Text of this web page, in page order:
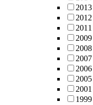
2013
2012
2011
2009
2008
2007
2006
2005
2001
1999